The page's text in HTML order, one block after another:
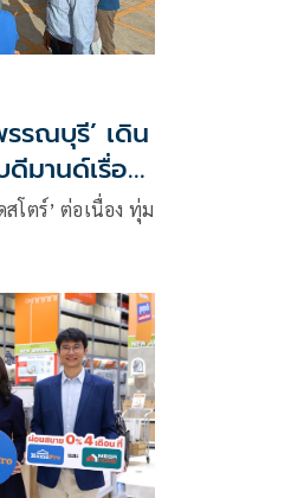
รรณบุรี’ เดิน
มานด์เรื่อง
ต์
สโตร์’ ต่อเนื่อง ทุ่ม